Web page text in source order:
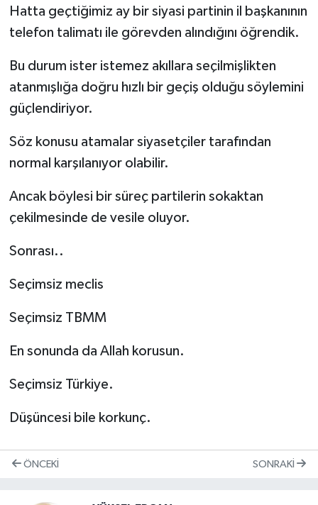
Hatta geçtiğimiz ay bir siyasi partinin il başkanının
telefon talimatı ile görevden alındığını öğrendik.
Bu durum ister istemez akıllara seçilmişlikten
atanmışlığa doğru hızlı bir geçiş olduğu söylemini
güçlendiriyor.
Söz konusu atamalar siyasetçiler tarafından
normal karşılanıyor olabilir.
Ancak böylesi bir süreç partilerin sokaktan
çekilmesinde de vesile oluyor.
Sonrası..
Seçimsiz meclis
Seçimsiz TBMM
En sonunda da Allah korusun.
Seçimsiz Türkiye.
Düşüncesi bile korkunç.
ÖNCEKI SONRAKI